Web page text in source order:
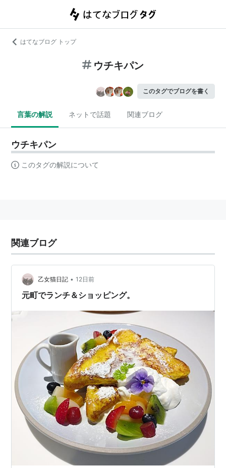
はてなブログ トップ
ウチキパン
このタグでブログを書く
言葉の解説 ネットで話題 関連ブログ
ウチキパン
このタグの解説について
関連ブログ
乙女猫日記 • 12日前
元町でランチ＆ショッピング。